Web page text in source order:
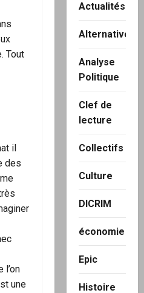
Tout
il
des
l’on
une
Actualités
Alternatives
Analyse
Politique
Clef de
lecture
Collectifs
Culture
DICRIM
économie
Epic
Histoire